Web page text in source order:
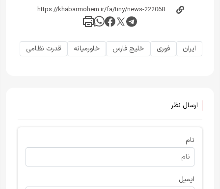
ایران فوری خلیج فارس خاورمیانه قدرت نظامی
ارسال نظر
نام
ایمیل